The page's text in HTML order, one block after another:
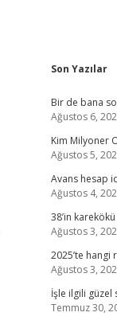
Son Yazılar
Bir de bana
Ağustos 6,
Kim Milyoner
Ağustos 5,
Avans hesap
Ağustos 4,
38’in
Ağustos 3,
2025’te hangi
Ağustos 3,
İşle ilgili güzel
Temmuz 30,